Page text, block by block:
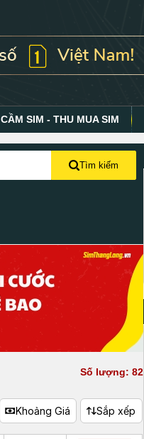
CẦM SIM - THU MUA SIM
Tìm kiếm
Số lượng: 82
Khoảng Giá Sắp xếp